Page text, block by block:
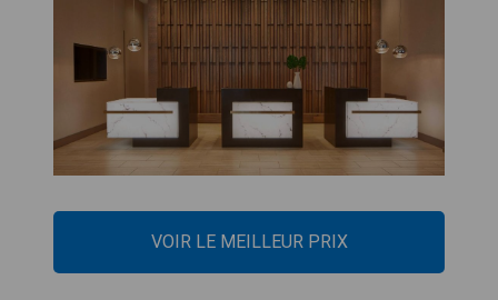
VOIR LE MEILLEUR PRIX